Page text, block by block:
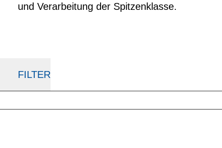
und Verarbeitung der Spitzenklasse.
FILTER